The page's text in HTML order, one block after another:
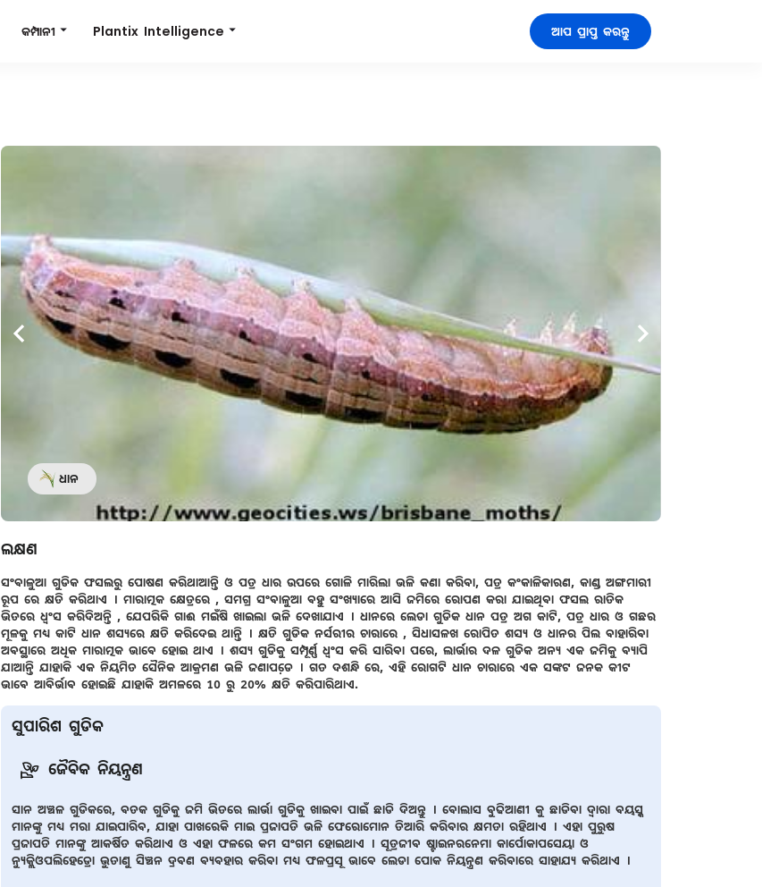
କମ୍ପାନୀ Plantix Intelligence ଆପ ପ୍ରାପ୍ତ କରନ୍ତୁ
ଧାନ
ଲକ୍ଷଣ
ସଂବାଳୁଆ ଗୁଡିକ ଫସଲରୁ ପୋଷଣ କରିଥାଆନ୍ତି ଓ ପତ୍ର ଧାର ଉପରେ ଗୋଳି ମାରିଲା ଭଳି କଣା କରିବା, ପତ୍ର କଂକାଳିକାରଣ, କାଣ୍ଡ ଅଙ୍ଗମାରୀ
ରୂପ ରେ କ୍ଷତି କରିଥାଏ । ମାରାତ୍ମକ କ୍ଷେତ୍ରରେ , ସମଗ୍ର ସଂବାଳୁଆ ବହୁ ସଂଖ୍ୟାରେ ଆସି ଜମିରେ ରୋପଣ କରା ଯାଇଥିବା ଫସଲ ରାତିକ
ଭିତରେ ଧ୍ବଂସ କରିଦିଅନ୍ତି , ଯେପରିକି ଗାଈ ମଇଁଷି ଖାଇଲା ଭଳି ଦେଖାଯାଏ । ଧାନରେ ଲେଡା ଗୁଡିକ ଧାନ ପତ୍ର ଅଗ କାଟି, ପତ୍ର ଧାର ଓ ଗଛର
ମୂଳକୁ ମଧ୍ୟ କାଟି ଧାନ ଶସ୍ୟରେ କ୍ଷତି କରିଦେଇ ଥାନ୍ତି । କ୍ଷତି ଗୁଡିକ ନର୍ସରୀର ଚାରାରେ , ସିଧାସଳଖ ରୋପିତ ଶସ୍ୟ ଓ ଧାନର ପିଲ ବାହାରିବା
ଅବସ୍ଥାରେ ଅଧିକ ମାରାତ୍ମକ ଭାବେ ହୋଇ ଥାଏ । ଶସ୍ୟ ଗୁଡିକୁ ସମ୍ପୂର୍ଣ୍ଣ ଧ୍ବଂସ କରି ସାରିବା ପରେ, ଲାର୍ଭାର ଦଳ ଗୁଡିକ ଅନ୍ୟ ଏକ ଜମିକୁ ବ୍ୟାପି
ଯାଆନ୍ତି ଯାହାକି ଏକ ନିୟମିତ ସୈନିକ ଆକ୍ରମଣ ଭଳି ଜଣାପଡେ଼ । ଗତ ଦଶନ୍ଧି ରେ, ଏହି ରୋଗଟି ଧାନ ଚାରାରେ ଏକ ସଙ୍କଟ ଜନକ କୀଟ
ଭାବେ ଆବିର୍ଭାବ ହୋଇଛି ଯାହାକି ଅମଳରେ 10 ରୁ 20% କ୍ଷତି କରିପାରିଥାଏ.
ସୁପାରିଶ ଗୁଡିକ
ଜୈବିକ ନିୟନ୍ତ୍ରଣ
ସାନ ଅଞ୍ଚଳ ଗୁଡିକରେ, ବତକ ଗୁଡିକୁ ଜମି ଭିତରେ ଲାର୍ଭା ଗୁଡିକୁ ଖାଇବା ପାଇଁ ଛାଡି ଦିଅନ୍ତୁ । ବୋଲାସ ବୁଢିଆଣୀ କୁ ଛାଡିବା ଦ୍ୱାରା ବୟସ୍କ
ମାନଙ୍କୁ ମଧ୍ୟ ମରା ଯାଇପାରିବ, ଯାହା ପାଖରେକି ମାଇ ପ୍ରଜାପତି ଭଳି ଫେରୋମୋନ ତିଆରି କରିବାର କ୍ଷମତା ରହିଥାଏ । ଏହା ପୁରୁଷ
ପ୍ରଜାପତି ମାନଙ୍କୁ ଆକର୍ଷିତ କରିଥାଏ ଓ ଏହା ଫଳରେ କମ ସଂଗମ ହୋଇଥାଏ । ସୂତ୍ରଜୀବ ଷ୍ଟାଇନରନେମା କାର୍ପୋକାପସେୟା ଓ
ନ୍ୟୁକ୍ଲିଓପଲିହେଡ୍ରୋ ଭୁତାଣୁ ସିଞ୍ଚନ ଦ୍ରବଣ ବ୍ୟବହାର କରିବା ମଧ୍ୟ ଫଳପ୍ରସୂ ଭାବେ ଲେଡା ପୋକ ନିୟନ୍ତ୍ରଣ କରିବାରେ ସାହାଯ୍ୟ କରିଥାଏ ।